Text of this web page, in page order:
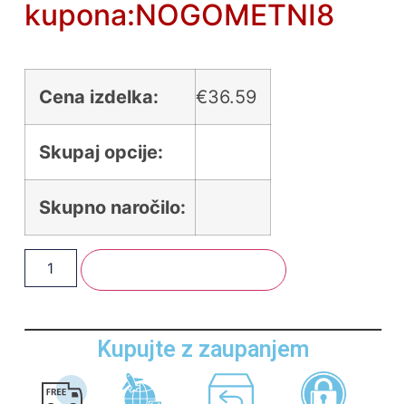
kupona:NOGOMETNI8
Cena izdelka: €36.59
Skupaj opcije:
Skupno naročilo:
Kupujte z zaupanjem